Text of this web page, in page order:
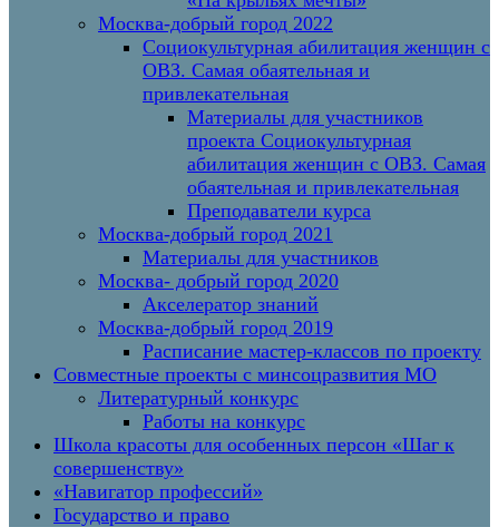
Москва-добрый город 2022
Социокультурная абилитация женщин с
ОВЗ. Самая обаятельная и
привлекательная
Материалы для участников
проекта Социокультурная
абилитация женщин с ОВЗ. Самая
обаятельная и привлекательная
Преподаватели курса
Москва-добрый город 2021
Материалы для участников
Москва- добрый город 2020
Акселератор знаний
Москва-добрый город 2019
Расписание мастер-классов по проекту
Совместные проекты с минсоцразвития МО
Литературный конкурс
Работы на конкурс
Школа красоты для особенных персон «Шаг к
совершенству»
«Навигатор профессий»
Государство и право